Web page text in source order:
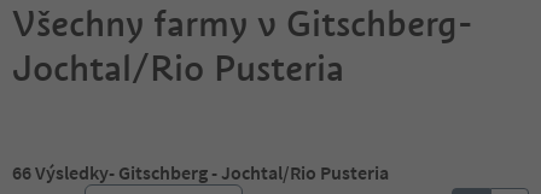
Všechny farmy v Gitschberg-
Jochtal/Rio Pusteria
66Výsledky- Gitschberg - Jochtal/Rio Pusteria